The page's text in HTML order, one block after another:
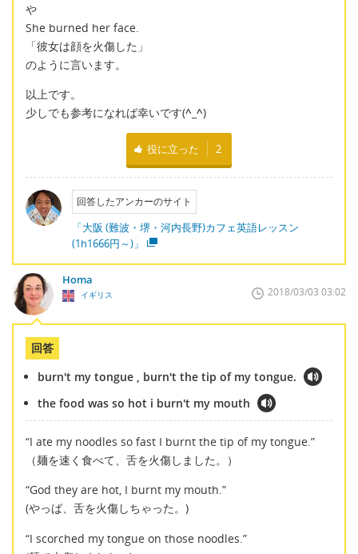
や
She burned her face.
「彼女は顔を火傷した」
のように言います。
以上です。
少しでも参考になれば幸いです(^_^)
役に立った 2
回答したアンカーのサイト
「大阪 (難波・堺・河内長野)カフェ英語レッスン
(1h1666円～)」
Homa
イギリス 2018/03/03 03:02
回答
burn't my tongue , burn't the tip of my tongue.
the food was so hot i burn't my mouth
“I ate my noodles so fast I burnt the tip of my tongue.”
（麺を速く食べて、舌を火傷しました。）
“God they are hot, I burnt my mouth.”
(やっば、舌を火傷しちゃった。)
“I scorched my tongue on those noodles.”